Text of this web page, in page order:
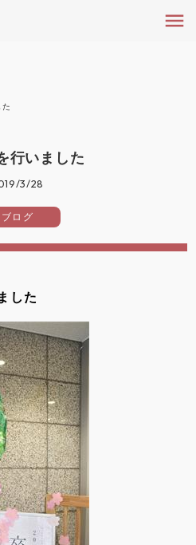
行いました
3/28
ブログ
した
menu